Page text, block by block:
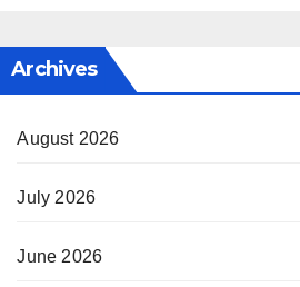
Archives
August 2026
July 2026
June 2026